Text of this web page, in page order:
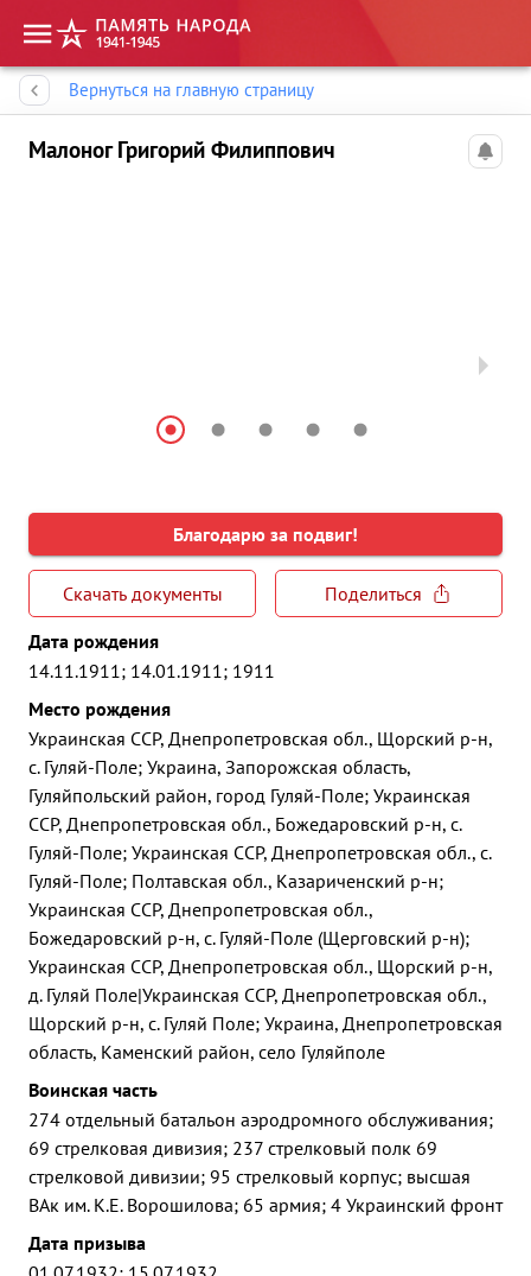
Вернуться на главную страницу
Малоног Григорий Филиппович
Благодарю за подвиг!
Скачать документы
Поделиться
Дата рождения
14.11.1911; 14.01.1911; 1911
Место рождения
Украинская ССР, Днепропетровская обл., Щорский р-н,
с. Гуляй-Поле; Украина, Запорожская область,
Гуляйпольский район, город Гуляй-Поле; Украинская
ССР, Днепропетровская обл., Божедаровский р-н, с.
Гуляй-Поле; Украинская ССР, Днепропетровская обл., с.
Гуляй-Поле; Полтавская обл., Казариченский р-н;
Украинская ССР, Днепропетровская обл.,
Божедаровский р-н, с. Гуляй-Поле (Щерговский р-н);
Украинская ССР, Днепропетровская обл., Щорский р-н,
д. Гуляй Поле|Украинская ССР, Днепропетровская обл.,
Щорский р-н, с. Гуляй Поле; Украина, Днепропетровская
область, Каменский район, село Гуляйполе
Воинская часть
274 отдельный батальон аэродромного обслуживания;
69 стрелковая дивизия; 237 стрелковый полк 69
стрелковой дивизии; 95 стрелковый корпус; высшая
ВАк им. К.Е. Ворошилова; 65 армия; 4 Украинский фронт
Дата призыва
Память народа